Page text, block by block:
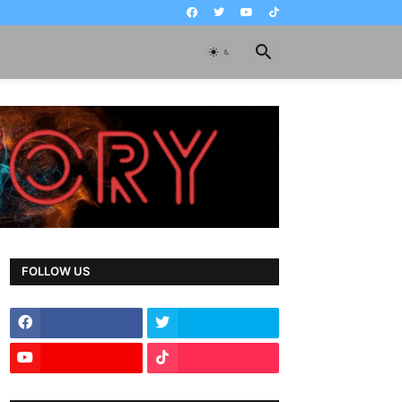
FOLLOW US